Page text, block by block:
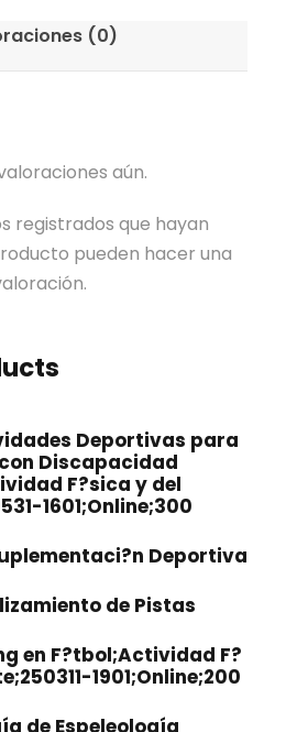
(0)
aún.
registrados que hayan
pueden hacer una
Deportivas para
Discapacidad
F?sica y del
1601;Online;300
Deportiva
de Pistas
en F?tbol;Actividad F?
1901;Online;200
de Espeleología